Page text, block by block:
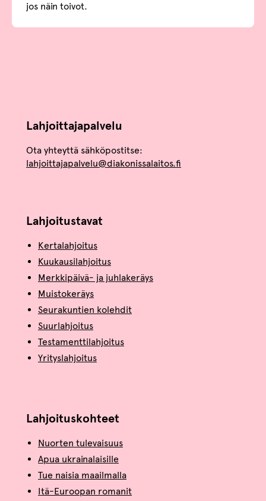
jos näin toivot.
Lahjoittajapalvelu
Ota yhteyttä sähköpostitse:
lahjoittajapalvelu@diakonissalaitos.fi
Lahjoitustavat
Kertalahjoitus
Kuukausilahjoitus
Merkkipäivä- ja juhlakeräys
Muistokeräys
Seurakuntien kolehdit
Suurlahjoitus
Testamenttilahjoitus
Yrityslahjoitus
Lahjoituskohteet
Nuorten tulevaisuus
Apua ukrainalaisille
Tue naisia maailmalla
Itä-Euroopan romanit